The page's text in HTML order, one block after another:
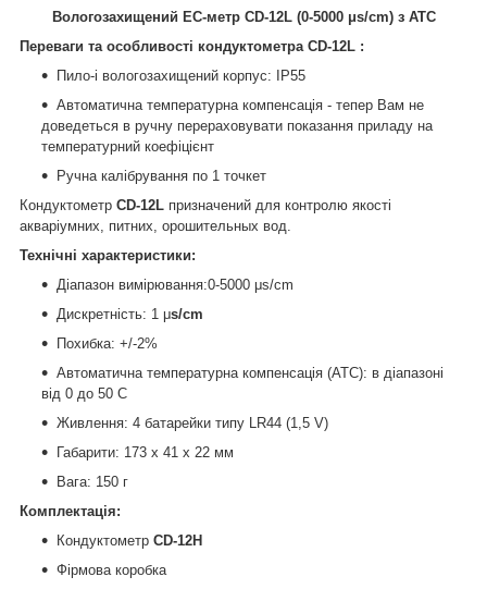
Вологозахищений EC-метр CD-12L (0-5000 μs/cm) з АТС
Переваги та особливості кондуктометра CD-12L :
Пило-і вологозахищений корпус: IP55
Автоматична температурна компенсація - тепер Вам не
доведеться в ручну перераховувати показання приладу на
температурний коефіцієнт
Ручна калібрування по 1 точкет
Кондуктометр CD-12L призначений для контролю якості
акваріумних, питних, орошительных вод.
Технічні характеристики:
Діапазон вимірювання:0-5000 μs/cm
Дискретність: 1 μs/cm
Похибка: +/-2%
Автоматична температурна компенсація (АТС): в діапазоні
від 0 до 50 С
Живлення: 4 батарейки типу LR44 (1,5 V)
Габарити: 173 х 41 х 22 мм
Вага: 150 г
Комплектація:
Кондуктометр CD-12H
Фірмова коробка